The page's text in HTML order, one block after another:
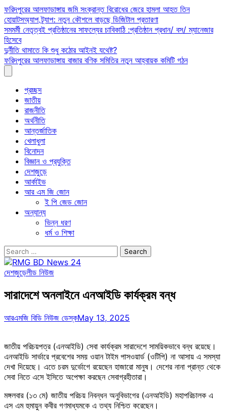
Skip
to
content
ফরিদপুরের আলফাডাঙ্গায় জমি সংক্রান্ত বিরোধের জেরে হামলা আহত তিন
হোয়াটসঅ্যাপ ট্র্যাপ: নতুন কৌশলে বাড়ছে ডিজিটাল প্রতারণা
সমমর্মী নেতৃত্বই প্রতিষ্ঠানের সাফল্যের চাবিকাঠি :প্রতিষ্ঠান প্রধান/ বস/ ম্যানেজার
হিসেবে
দুর্নীতি থামাতে কি শুধু কঠোর আইনই যথেষ্ট?
ফরিদপুরের আলফাডাঙ্গায় বাজার বণিক সমিতির নতুন আহ্বায়ক কমিটি গঠন
প্রচ্ছদ
জাতীয়
রাজনীতি
অর্থনীতি
আন্তর্জাতিক
খেলাধুলা
বিনোদন
বিজ্ঞান ও প্রযুক্তি
দেশজুড়ে
আর্কাইভ
আর এম জি জোন
ই পি জেড জোন
অন্যান্য
ভিন্ন ধরণ
ধর্ম ও শিক্ষা
Search
for:
দেশজুড়েলীড নিউজ
সারাদেশে অনলাইনে এনআইডি কার্যক্রম বন্ধ
আরএমজি বিডি নিউজ ডেস্কMay 13, 2025
জাতীয় পরিচয়পত্র (এনআইডি) সেবা কার্যক্রম সারাদেশে সাময়িকভাবে বন্ধ রয়েছে।
এনআইডি সার্ভারে প্রবেশের সময় ওয়ান টাইম পাসওয়ার্ড (ওটিপি) না আসায় এ সমস্যা
দেখা দিয়েছে। এতে চরম দুর্ভোগে রয়েছেন হাজারো মানুষ। দেশের নানা প্রান্ত থেকে
সেবা নিতে এসে ইসিতে অপেক্ষা করছেন সেবাগ্রহীতারা।
মঙ্গলবার (১৩ মে) জাতীয় পরিচয় নিবন্ধন অনুবিভাগের (এনআইডি) মহাপরিচালক এ
এস এম হুমায়ুন কবীর গণমাধ্যমকে এ তথ্য নিশ্চিত করেছেন।